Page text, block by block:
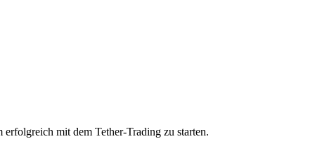
mit dem Tether-Trading zu starten.